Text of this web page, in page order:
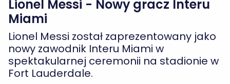
Lionel Messi został zaprezentowany jako
nowy zawodnik Interu Miami w
spektakularnej ceremonii na stadionie w
Fort Lauderdale.
Piłka nożna - 17.07.2023, 8:25